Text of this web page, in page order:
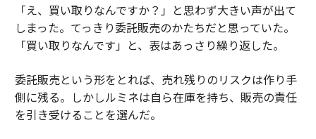
「え、買い取りなんですか？」と思わず大きい声が出て
しまった。てっきり委託販売のかたちだと思っていた。
「買い取りなんです」と、表はあっさり繰り返した。
委託販売という形をとれば、売れ残りのリスクは作り手
側に残る。しかしルミネは自ら在庫を持ち、販売の責任
を引き受けることを選んだ。